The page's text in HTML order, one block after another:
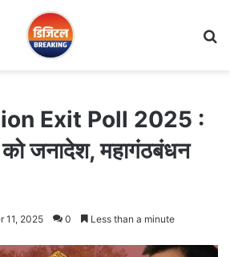
Exit Poll 2025 :
जनादेश, महागंठबंधन
11, 2025 0 Less than a minute